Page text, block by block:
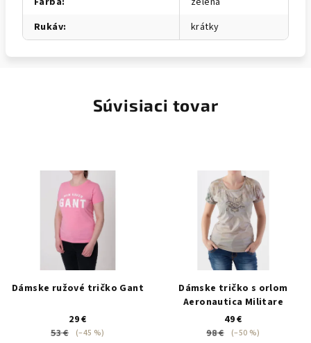
Rukáv: krátky
Súvisiaci tovar
Dámske ružové tričko Gant
29 €
53 €
(–45 %)
Dámske tričko s orlom
Aeronautica Militare
49 €
98 €
(–50 %)